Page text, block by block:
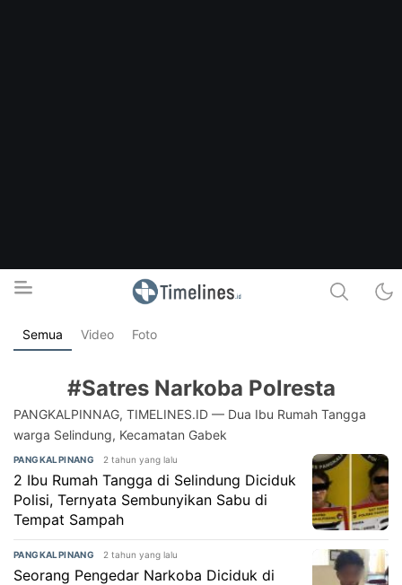
Timelines.id
Media Literasi, Sejarah & Budaya
Semua Video Foto
#Satres Narkoba Polresta
PANGKALPINNAG, TIMELINES.ID — Dua Ibu Rumah Tangga
warga Selindung, Kecamatan Gabek
PANGKALPINANG 2 tahun yang lalu
2 Ibu Rumah Tangga di Selindung Diciduk
Polisi, Ternyata Sembunyikan Sabu di
Tempat Sampah
PANGKALPINANG 2 tahun yang lalu
Seorang Pengedar Narkoba Diciduk di